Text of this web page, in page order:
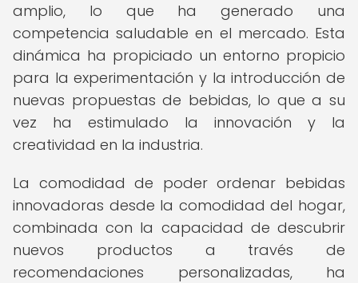
amplio, lo que ha generado una
competencia saludable en el mercado. Esta
dinámica ha propiciado un entorno propicio
para la experimentación y la introducción de
nuevas propuestas de bebidas, lo que a su
vez ha estimulado la innovación y la
creatividad en la industria.
La comodidad de poder ordenar bebidas
innovadoras desde la comodidad del hogar,
combinada con la capacidad de descubrir
nuevos productos a través de
recomendaciones personalizadas, ha